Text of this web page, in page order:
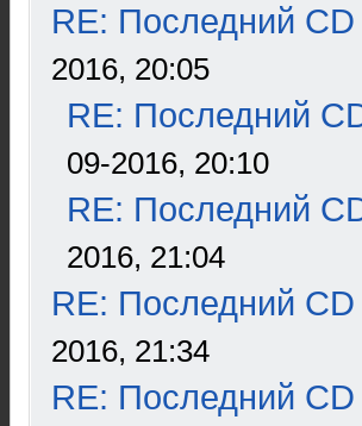
RE: Последний
2016, 20:05
RE: Последний
09-2016, 20:10
RE: Последний
2016, 21:04
RE: Последний
2016, 21:34
RE: Последний